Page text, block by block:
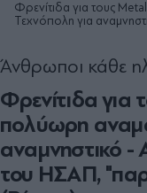
Φρενίτιδα για τους
Τεχνόπολη για
Φρενίτιδα
πολύωρη
αναμνηστικό -
του ΗΣΑΠ,
Άνθρωποι κάθε